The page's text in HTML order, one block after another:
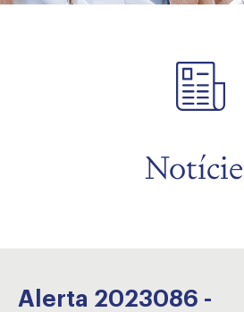
Alerta 2023086 -